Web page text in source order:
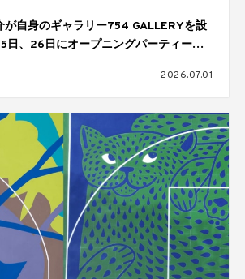
が自身のギャラリー754 GALLERYを設
日、26日にオープニングパーティーを
2026.07.01